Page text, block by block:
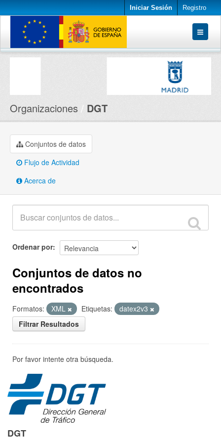
Iniciar Sesión Registro
Conjuntos de datos
Organizaciones DGT
Conjuntos de datos
Flujo de Actividad
Acerca de
Ordenar por
Conjuntos de datos no
encontrados
Formatos: XML Etiquetas:
datex2v3
Filtrar Resultados
Por favor intente otra búsqueda.
DGT